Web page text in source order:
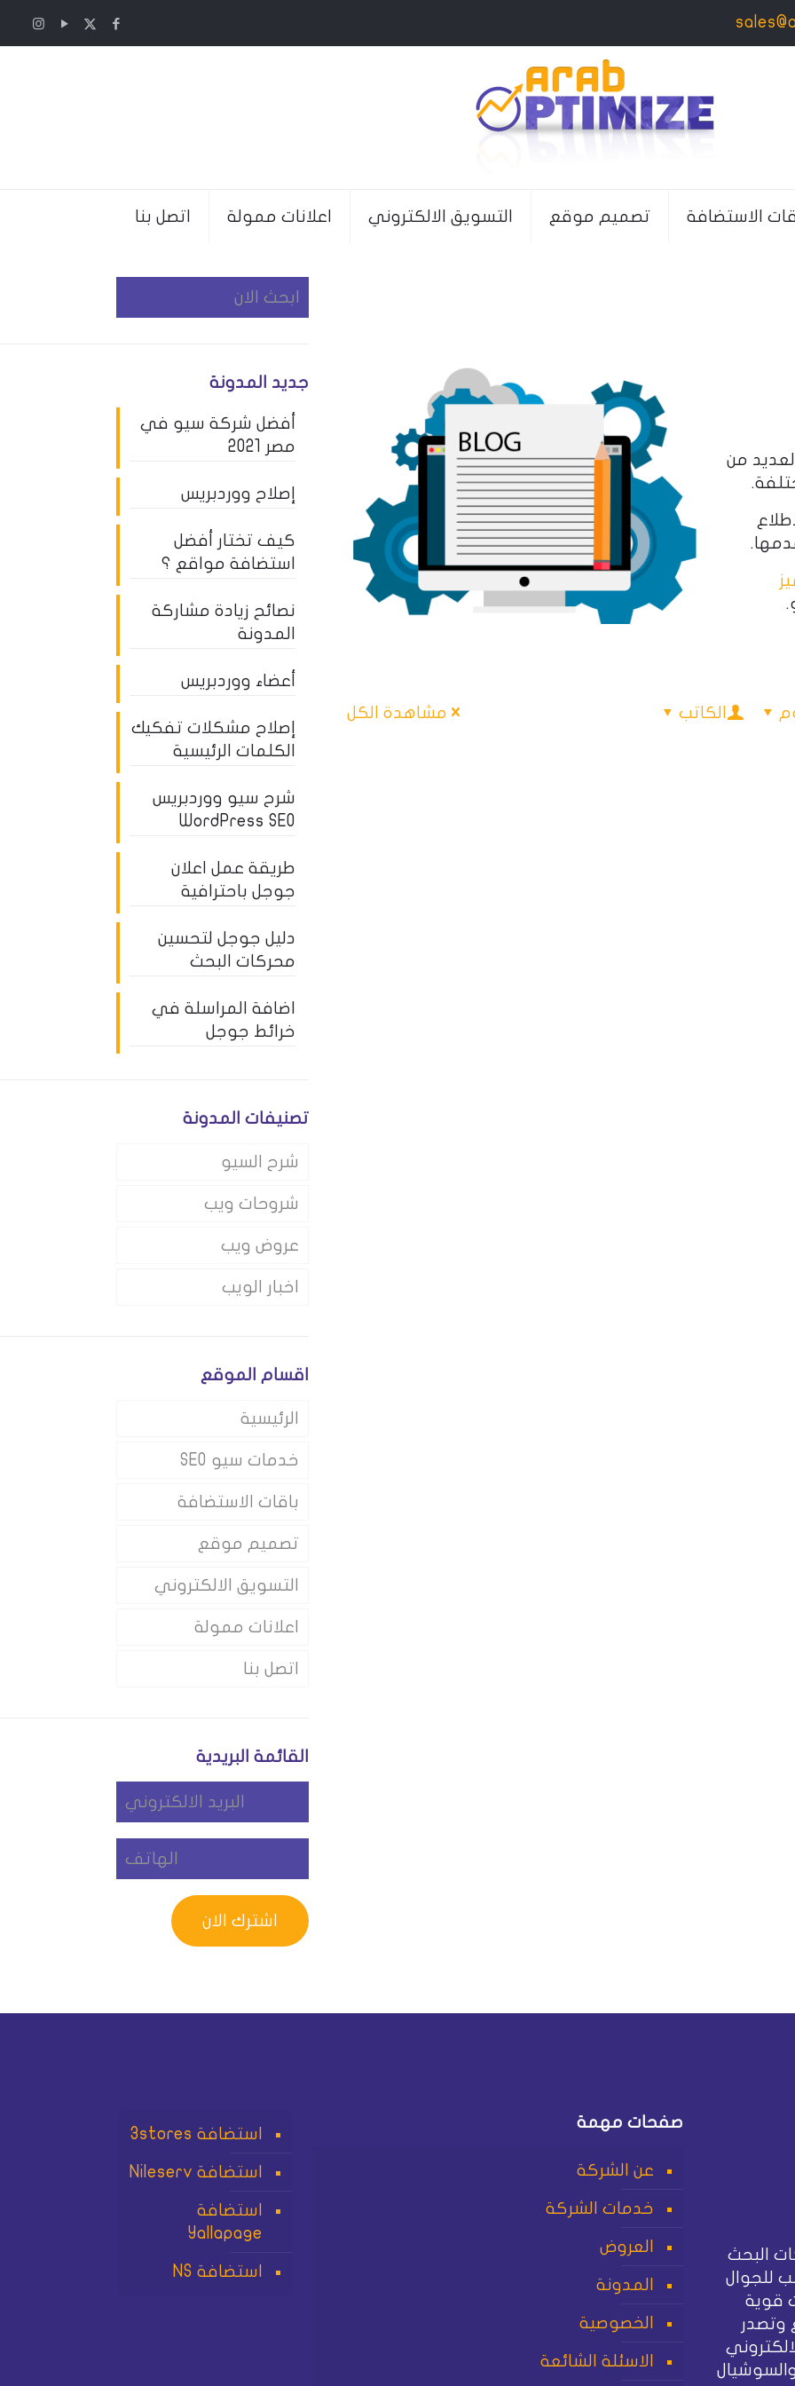
الاستضافة تصميم موقع التسويق الالكتروني اعلانات ممولة اتصل بنا
من
الكاتب مشاهدة الكل
جديد المدونة
أفضل شركة سيو في
مصر 2021
إصلاح ووردبريس
كيف تختار أفضل
استضافة مواقع ؟
نصائح زيادة مشاركة
المدونة
أعضاء ووردبريس
إصلاح مشكلات تفكيك
الكلمات الرئيسية
شرح سيو ووردبريس
WordPress SEO
طريقة عمل اعلان
جوجل باحترافية
دليل جوجل لتحسين
محركات البحث
اضافة المراسلة في
خرائط جوجل
تصنيفات المدونة
شرح السيو
شروحات ويب
عروض ويب
اخبار الويب
اقسام الموقع
الرئيسية
خدمات سيو SEO
باقات الاستضافة
تصميم موقع
التسويق الالكتروني
اعلانات ممولة
اتصل بنا
القائمة البريدية
البحث
للجوال
قوية
وتصدر
صفحات مهمة
عن الشركة
خدمات الشركة
العروض
المدونة
الخصوصية
الاسئلة الشائعة
استضافة 3stores
استضافة Nileserv
استضافة
Yallapage
استضافة NS